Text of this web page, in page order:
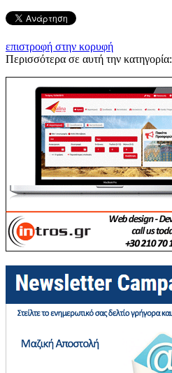
επιστροφή στην κορυφή
Περισσότερα σε αυτή την κατηγορία: